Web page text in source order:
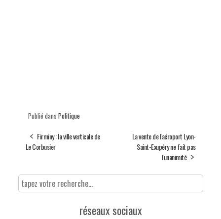
Publié dans Politique
Firminy : la ville verticale de
Le Corbusier
La vente de l'aéroport Lyon-
Saint-Exupéry ne fait pas
l'unanimité
réseaux sociaux